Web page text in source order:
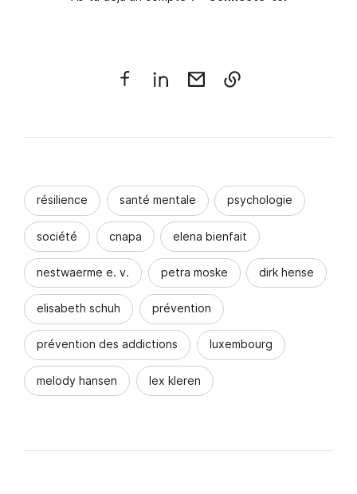
résilience santé mentale psychologie
société cnapa elena bienfait
nestwaerme e. v. petra moske dirk hense
elisabeth schuh prévention
prévention des addictions luxembourg
melody hansen lex kleren